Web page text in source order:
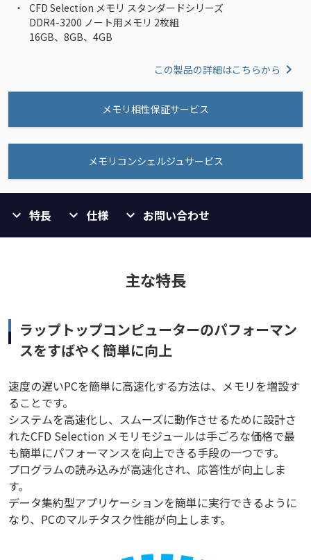
CFD Selection メモリ スタンダードシリーズ
DDR4-3200 ノート用メモリ 2枚組
16GB、8GB、4GB
この製品の詳細はこちらから
メモリ相性保証サービス
メモリコンシェルジュサービス
特長 仕様 お問い合わせ
主な特長
ラップトップコンピューターのパフォーマン
スをすばやく簡単に向上
速度の遅いPCを簡単に高速化する方法は、メモリを増設す
ることです。
システムを高速化し、スムーズに動作させるために設計さ
れたCFD Selection メモリモジュールは手ごろな価格で最
も簡単にパフォーマンスを向上できる手段の一つです。
プログラムの読み込みが高速化され、応答性が向上しま
す。
データ集約型アプリケーションを簡単に実行できるように
なり、PCのマルチタスク性能が向上します。